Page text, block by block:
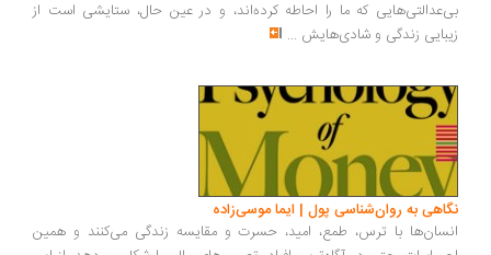
که ما را احاطه کرده‌اند، و در عین حال، ستایشی است از
زندگی و شادی‌هایش...
به روان‌شناسی پول | ایما موسی‌زاده
با ترس، طمع، امید، حسرت و مقایسه زندگی می‌کنند و همین